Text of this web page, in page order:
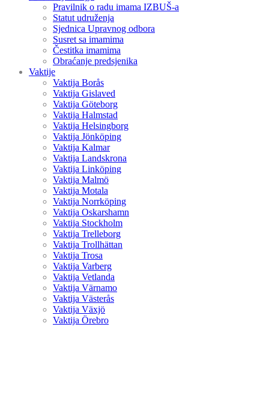
Pravilnik o radu imama IZBUŠ-a
Statut udruženja
Sjednica Upravnog odbora
Susret sa imamima
Čestitka imamima
Obraćanje predsjenika
Vaktije
Vaktija Borås
Vaktija Gislaved
Vaktija Göteborg
Vaktija Halmstad
Vaktija Helsingborg
Vaktija Jönköping
Vaktija Kalmar
Vaktija Landskrona
Vaktija Linköping
Vaktija Malmö
Vaktija Motala
Vaktija Norrköping
Vaktija Oskarshamn
Vaktija Stockholm
Vaktija Trelleborg
Vaktija Trollhättan
Vaktija Trosa
Vaktija Varberg
Vaktija Vetlanda
Vaktija Värnamo
Vaktija Västerås
Vaktija Växjö
Vaktija Örebro